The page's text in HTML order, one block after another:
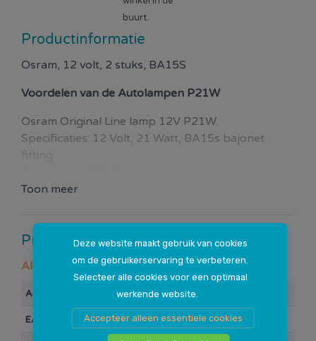
Deze website maakt gebruik van cookies
om de gebruikerservaring te verbeteren.
Selecteer alle cookies voor een optimaal
werkende website.
Accepteer alleen essentiele cookies
buurt.
Productinformatie
Osram, 12 volt, 2 stuks, BA15S
Voordelen van de Autolampen P21W
Osram Original Line lamp 12V P21W.
Specificaties: 12 Volt, 21 Watt, BA15s bajonet
Toon meer
Productspecificaties
Algemeen
Artikelnummer 10020808
EAN Barcode 4062172396325